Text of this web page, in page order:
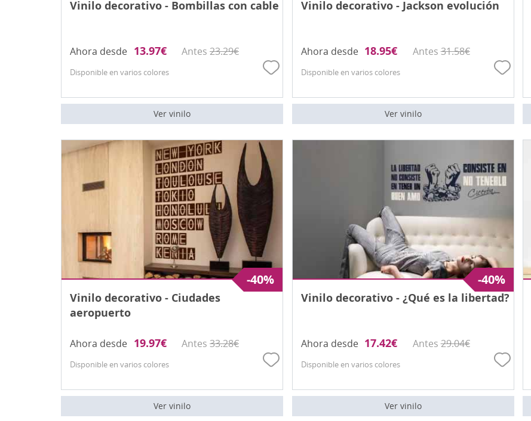
Vinilo decorativo - Bombillas con cable
Ahora desde 13.97€ Antes 23.29€
Disponible en varios colores
Ver vinilo
Vinilo decorativo - Jackson evolución
Ahora desde 18.95€ Antes31.58€
Disponible en varios colores
Ver vinilo
Vinilo decorativo - Ciudades
aeropuerto
-40%
Ahora desde 19.97€ Antes 33.28€
Disponible en varios colores
Ver vinilo
Vinilo decorativo - ¿Qué es la libertad?
-40%
Ahora desde 17.42€ Antes29.04€
Disponible en varios colores
Ver vinilo